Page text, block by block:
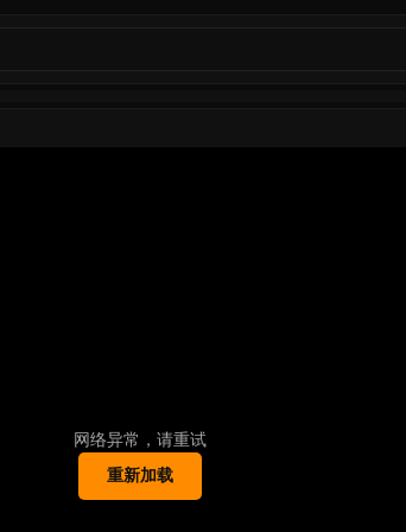
网络异常，请重试
重新加载